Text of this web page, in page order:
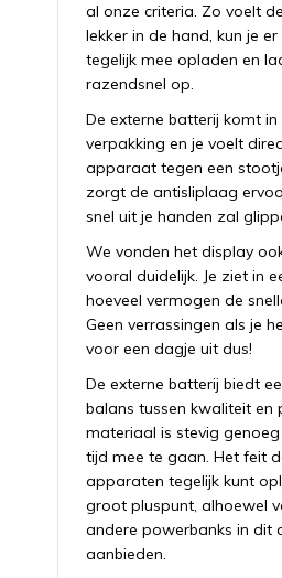
al onze criteria. Zo voelt
lekker in de hand, kun je
tegelijk mee opladen en
razendsnel op.
De externe batterij komt in
verpakking en je voelt
apparaat tegen een
zorgt de antisliplaag
snel uit je handen zal
We vonden het display
vooral duidelijk. Je ziet in
hoeveel vermogen de
Geen verrassingen als je
voor een dagje uit dus!
De externe batterij biedt
balans tussen kwaliteit en
materiaal is stevig
tijd mee te gaan. Het feit
apparaten tegelijk kunt
groot pluspunt, alhoewel
andere powerbanks in dit
aanbieden.